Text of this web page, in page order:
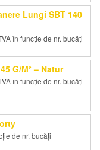
Lungi SBT 140
în funcție de nr. bucăți
G/M² – Natur
în funcție de nr. bucăți
de nr. bucăți